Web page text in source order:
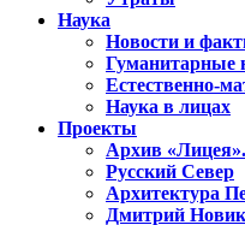
Наука
Новости и
Гуманитарные
Естественно-
Наука в лицах
Проекты
Архив
Русский Север
Архитектура
Дмитрий